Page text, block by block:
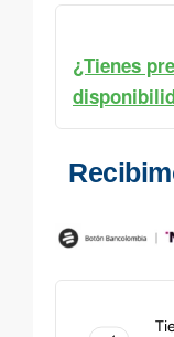
¿Tienes